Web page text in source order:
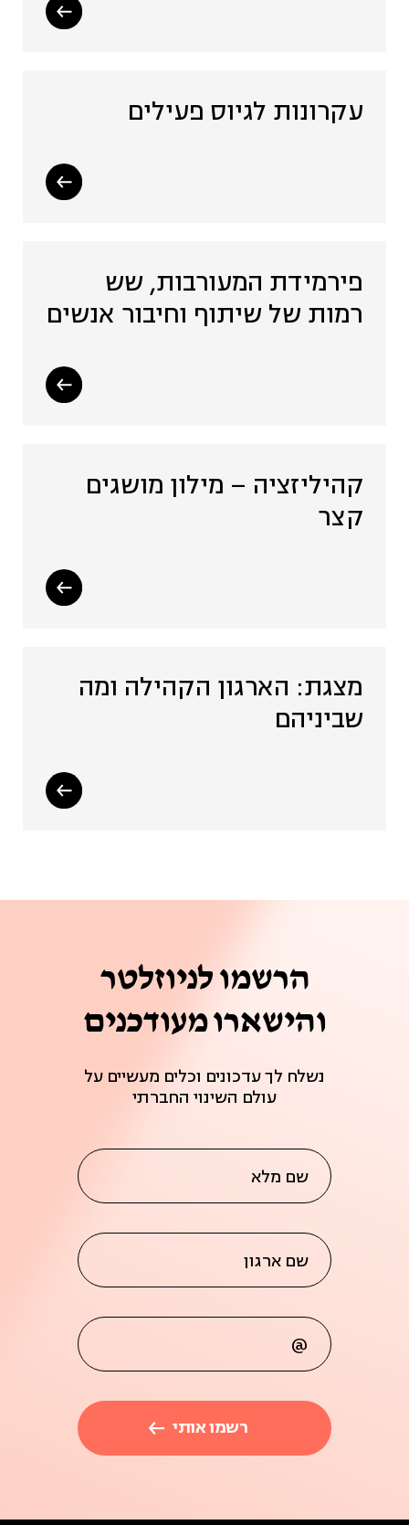
עקרונות לגיוס פעילים
פירמידת המעורבות, שש
רמות של שיתוף וחיבור אנשים
קהיליזציה – מילון מושגים
קצר
מצגת: הארגון הקהילה ומה
שביניהם
הרשמו לניוזלטר
והישארו מעודכנים
נשלח לך עדכונים וכלים מעשיים על
עולם השינוי החברתי
שם מלא
שם ארגון
@